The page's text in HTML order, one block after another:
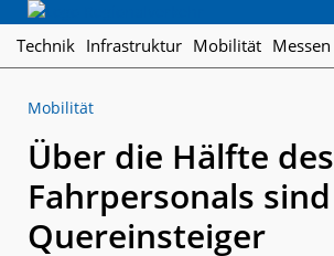
Skip
Skip
Skip
Regionalverkehr
Die
den
Personennahverkehr
Technik Infrastruktur Mobilität Messen
Mobilität
Über die Hälfte des
Fahrpersonals sind
Quereinsteiger